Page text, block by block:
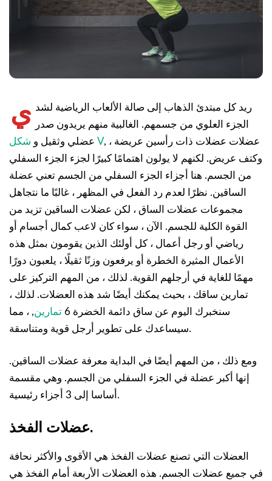
ي ريد كل مبتدئ الذهاب إلى صالة الألعاب الرياضية لشد
الجزء العلوي من جسمهم. الغالبية منهم يريدون صدر
عضلي وثقيل و شكل V, ، عضلات عضلات ذات رأسين عريضة
وكتف عريض. لكنهم لا يولون اهتمامًا كبيرًا لجزء الجزء السفلي
من الجسم. هنا أجزاء الجزء السفلي من الجسم تعني عضلة
الساقين. نظرًا لعدم رد الفعل في المظهر ، غالبًا ما نتجاهل
مجموعات عضلات الساق ، لكن عضلات الساقين تزيد من
القوة الكلية للجسم. الآن ، سواء كان لاعب كمال أجسام أو
رياضي أو رجل أعمال ، كل أولئك الذين يقومون بمثل هذه
الأعمال المثيرة الخطرة أو يرفعون وزنًا ثقيلًا ، يلعبون دورًا
مهمًا للغاية في أرجلهم القوية. لذلك ، من المهم التركيز على
تمارين ساقك ، بحيث يمكنك أيضًا شد هذه العضلات. لذلك ،
سنخبرك اليوم عن ساق دائمة الخضرة 6
تمارين, ، مما
سيساعدك على تطوير أرجل قوية ومتناسقة.
ومع ذلك ، من المهم أيضًا في البداية معرفة عضلات الساقين.
إنها أكبر عضلة في الجزء السفلي من الجسم. وهي مقسمة
أساسا إلى 3 أجزاء رئيسية.
عضلات الفخذ.
العضلات التي تصنع عضلات الفخذ هي الأقوى والأكثر نحافة
في جميع عضلات الجسم. هذه العضلات الأربعة أمام الفخذ هي